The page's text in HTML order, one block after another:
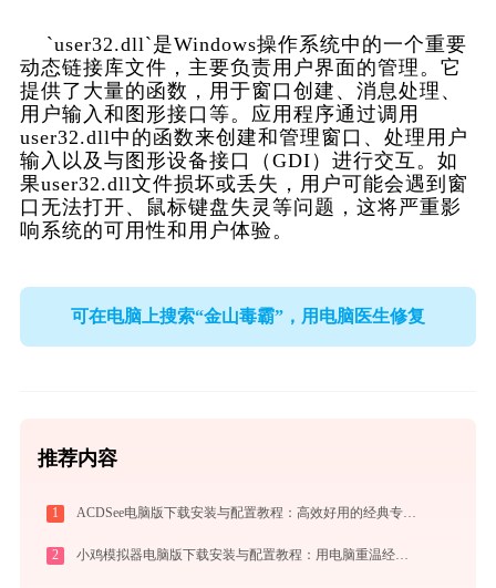
动态链接库文件，主要负责用户界面的管理。它
提供了大量的函数，用于窗口创建、消息处理、
用户输入和图形接口等。应用程序通过调用
user32.dll中的函数来创建和管理窗口、处理用户
输入以及与图形设备接口（GDI）进行交互。如
果user32.dll文件损坏或丢失，用户可能会遇到窗
口无法打开、鼠标键盘失灵等问题，这将严重影
响系统的可用性和用户体验。
可在电脑上搜索“金山毒霸”，用电脑医生修复
推荐内容
1 ACDSee电脑版下载安装与配置教程：高效好用的经典专业看图与图像管理工具
2 小鸡模拟器电脑版下载安装与配置教程：用电脑重温经典街机与掌机游戏